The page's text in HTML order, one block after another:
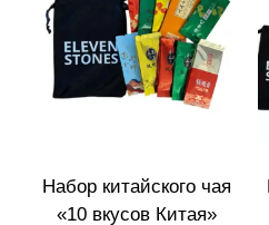
Набор китайского чая
«10 вкусов Китая»